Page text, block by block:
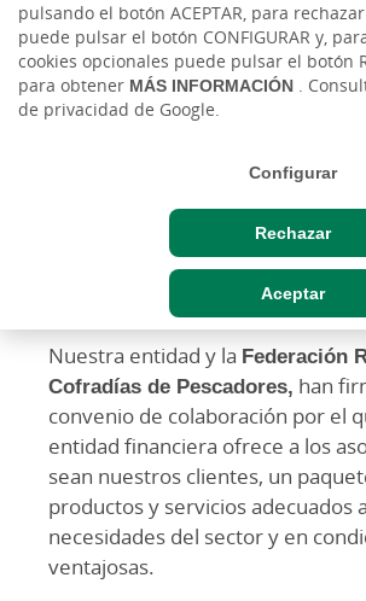
pulsando el botón ACEPTAR, para
puede pulsar el botón CONFIGURAR y,
cookies opcionales puede pulsar el botón
para obtener MÁS INFORMACIÓN .
de privacidad de Google.
Configurar
Rechazar
Aceptar
Nuestra entidad y la Federación
Cofradías de Pescadores, han
convenio de colaboración por el
entidad financiera ofrece a los
sean nuestros clientes, un
productos y servicios adecuados
necesidades del sector y en
ventajosas.